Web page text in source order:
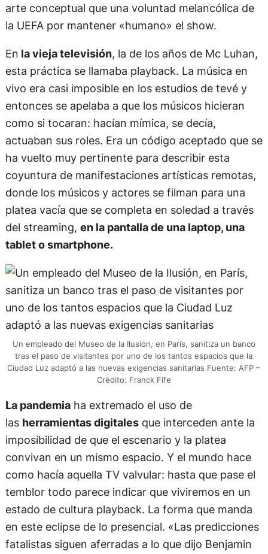
arte conceptual que una voluntad melancólica de
la UEFA por mantener «humano» el show.
En la vieja televisión, la de los años de Mc Luhan,
esta práctica se llamaba playback. La música en
vivo era casi imposible en los estudios de tevé y
entonces se apelaba a que los músicos hicieran
como si tocaran: hacían mímica, se decía,
actuaban sus roles. Era un código aceptado que se
ha vuelto muy pertinente para describir esta
coyuntura de manifestaciones artísticas remotas,
donde los músicos y actores se filman para una
platea vacía que se completa en soledad a través
del streaming, en la pantalla de una laptop, una
tablet o smartphone.
Un empleado del Museo de la Ilusión, en París, sanitiza un banco
tras el paso de visitantes por uno de los tantos espacios que la
Ciudad Luz adaptó a las nuevas exigencias sanitarias Fuente: AFP –
Crédito: Franck Fife
La pandemiaha extremado el uso de
las herramientas digitalesque interceden ante la
imposibilidad de que el escenario y la platea
convivan en un mismo espacio. Y el mundo hace
como hacía aquella TV valvular: hasta que pase el
temblor todo parece indicar que viviremos en un
estado de cultura playback. La forma que manda
en este eclipse de lo presencial. «Las predicciones
fatalistas siguen aferradas a lo que dijo Benjamin